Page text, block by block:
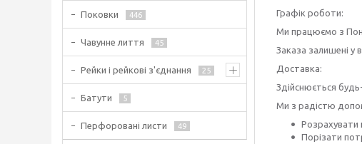
Графік роботи:
Ми працюємо з
Заказа залишені у
Доставка:
Здійснюється
Ми з радістю
Розрахувати
Порізати
Поковки 446
Чавунне лиття 45
Рейки і рейкові з'єднання 25
Батути 5
Перфоровані листи 49